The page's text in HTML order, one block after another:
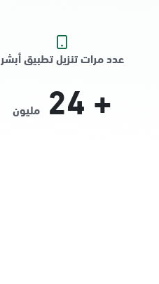
عدد مرات تنزيل تطبيق أبشر
+
24 مليون